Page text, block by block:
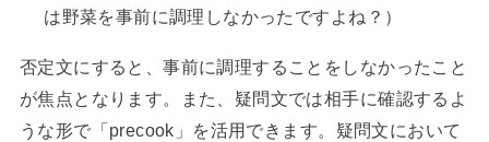
は野菜を事前に調理しなかったですよね？）
否定文にすると、事前に調理することをしなかったこと
が焦点となります。また、疑問文では相手に確認するよ
うな形で「precook」を活用できます。疑問文において